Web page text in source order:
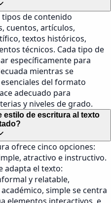
de contenido
cuentos, artículos,
textos históricos,
técnicos. Cada tipo de
específicamente para
mientras se
del formato
adecuado para
y niveles de grado.
estilo de escritura al texto
ofrece cinco opciones:
atractivo e instructivo.
adapta el texto:
y relatable,
simple se centra